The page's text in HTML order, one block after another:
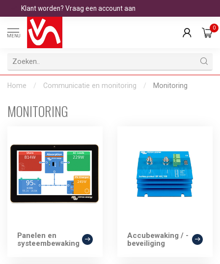
Klant worden? Vraag een account aan
MENU
0
Home / Communicatie en monitoring / Monitoring
MONITORING
Panelen en
systeembewaking
Accubewaking / -
beveiliging